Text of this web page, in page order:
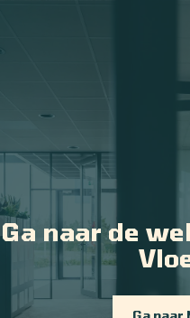
Ga naar de